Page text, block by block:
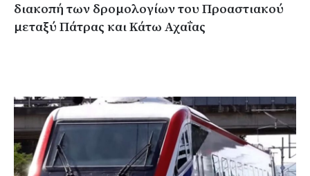
διακοπή των δρομολογίων του Προαστιακού
μεταξύ Πάτρας και Κάτω Αχαΐας